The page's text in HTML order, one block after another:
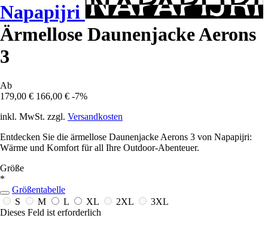
Napapijri
Ärmellose Daunenjacke Aerons
3
Ab
179,00 € 166,00 € -7%
inkl. MwSt. zzgl. Versandkosten
Entdecken Sie die ärmellose Daunenjacke Aerons 3 von Napapijri:
Wärme und Komfort für all Ihre Outdoor-Abenteuer.
Größe
*
Größentabelle
S
M L XL 2XL
3XL
Dieses Feld ist erforderlich